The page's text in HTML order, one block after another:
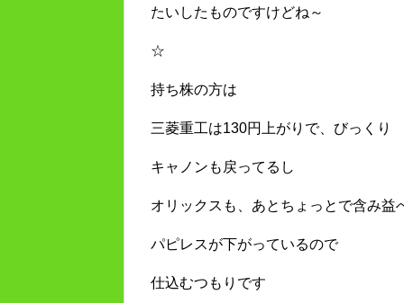
たいしたものですけどね～
☆
持ち株の方は
三菱重工は130円上がりで、びっくり
キャノンも戻ってるし
オリックスも、あとちょっとで含み益
パピレスが下がっているので
仕込むつもりです